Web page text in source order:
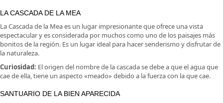
LA CASCADA DE LA MEA
La Cascada de la Mea es un lugar impresionante que ofrece una vista
espectacular y es considerada por muchos como uno de los paisajes más
bonitos de la región. Es un lugar ideal para hacer senderismo y disfrutar de
la naturaleza.
Curiosidad: El origen del nombre de la cascada se debe a que el agua que
cae de ella, tiene un aspecto «meado» debido a la fuerza con la que cae.
SANTUARIO DE LA BIEN APARECIDA